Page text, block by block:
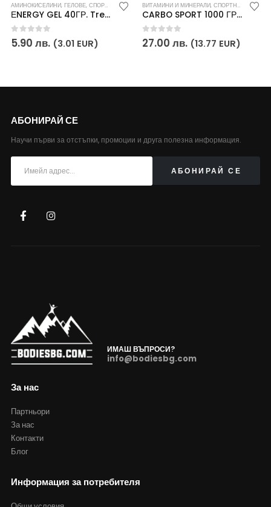
ХРАНИТЕЛНИ ДОБАВКИ
ПОСТИЖЕНИЯ,ХРАНИТЕЛНИ ДОБАВКИ
АМИНОКИСЕЛИНИ,ГЕЛОВЕ,СПОРТНИ ПОСТИЖЕНИЯ ,ХРАНИТЕЛНИ ДОБАВКИ
ЕNERGY GEL 40ГР. Trec Endurance
0out of 5
5.90лв. (3.01 EUR)
ВИТАМИНИ И МИНЕРАЛИ, СПОРТНИ ПОСТИЖЕНИЯ
CARBO SPORT 1000 ГР. Trec Endurance
0out of 5
27.00 лв. (13.77 EUR)
АБОНИРАЙ СЕ
Научи първи за отстъпки, промоции и друга полезна информация.
ИМАШ ВЪПРОСИ?
info@bodiesbg.com
За нас
Партньори
За нас
Контакти
Блог
Информация за потребителя